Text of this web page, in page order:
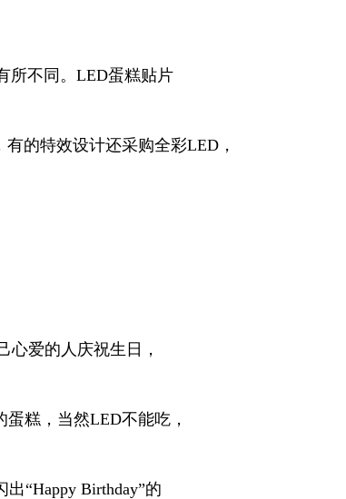
不同。LED蛋糕贴片
的特效设计还采购全彩LED，
心爱的人庆祝生日 ，
蛋糕，当然LED不能吃，
出“Happy Birthday”的